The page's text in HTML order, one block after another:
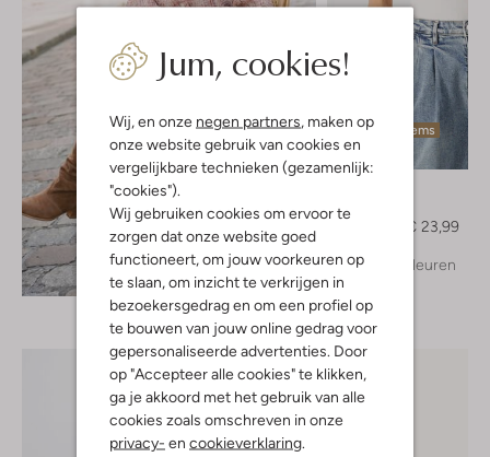
Jum, cookies!
Wij, en onze negen partners , maken op
onze website gebruik van cookies en
vergelijkbare technieken (gezamenlijk:
"cookies").
Wij gebruiken cookies om ervoor te
zorgen dat onze website goed
functioneert, om jouw voorkeuren op
te slaan, om inzicht te verkrijgen in
bezoekersgedrag en om een profiel op
te bouwen van jouw online gedrag voor
gepersonaliseerde advertenties. Door
op "Accepteer alle cookies" te klikken,
ga je akkoord met het gebruik van alle
cookies zoals omschreven in onze
privacy- en cookieverklaring
Ontdek de look
Laatste items
-20%
€ 23,99
+ meer kleuren